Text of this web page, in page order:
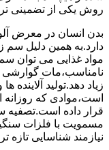
روش یکی از تضمینی
بدن انسان در معرض
دارد.به همین دلیل سم
مواد غذایی می توان سم
نامناسب،مات
زیاد دهد.تولید
است،موادی که
قرار داده است.تصفیه
مسمویت با فلزات
نیازمند شناسایی تازه